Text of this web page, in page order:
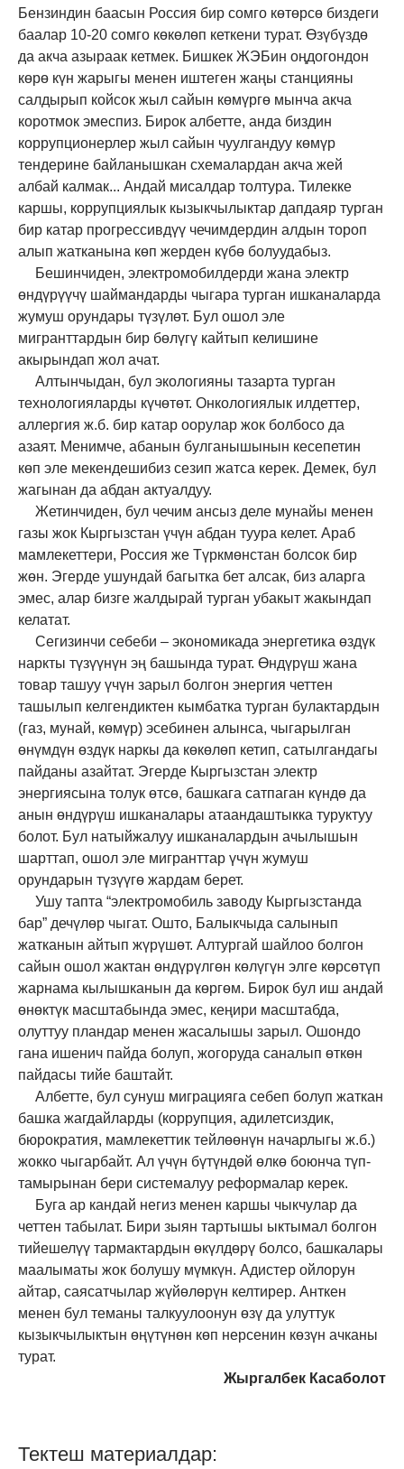
Бензиндин баасын Россия бир сомго көтөрсө биздеги
баалар 10-20 сомго көкөлөп кеткени турат. Өзүбүздө
да акча азыраак кетмек. Бишкек ЖЭБин оңдогондон
көрө күн жарыгы менен иштеген жаңы станцияны
салдырып койсок жыл сайын көмүргө мынча акча
коротмок эмеспиз. Бирок албетте, анда биздин
коррупционерлер жыл сайын чуулгандуу көмүр
тендерине байланышкан схемалардан акча жей
албай калмак... Андай мисалдар толтура. Тилекке
каршы, коррупциялык кызыкчылыктар дапдаяр турган
бир катар прогрессивдүү чечимдердин алдын тороп
алып жатканына көп жерден күбө болуудабыз.
Бешинчиден, электромобилдерди жана электр
өндүрүүчү шаймандарды чыгара турган ишканаларда
жумуш орундары түзүлөт. Бул ошол эле
мигранттардын бир бөлүгү кайтып келишине
акырындап жол ачат.
Алтынчыдан, бул экологияны тазарта турган
технологияларды күчөтөт. Онкологиялык илдеттер,
аллергия ж.б. бир катар оорулар жок болбосо да
азаят. Менимче, абанын булганышынын кесепетин
көп эле мекендешибиз сезип жатса керек. Демек, бул
жагынан да абдан актуалдуу.
Жетинчиден, бул чечим ансыз деле мунайы менен
газы жок Кыргызстан үчүн абдан туура келет. Араб
мамлекеттери, Россия же Түркмөнстан болсок бир
жөн. Эгерде ушундай багытка бет алсак, биз аларга
эмес, алар бизге жалдырай турган убакыт жакындап
келатат.
Сегизинчи себеби – экономикада энергетика өздүк
наркты түзүүнүн эң башында турат. Өндүрүш жана
товар ташуу үчүн зарыл болгон энергия четтен
ташылып келгендиктен кымбатка турган булактардын
(газ, мунай, көмүр) эсебинен алынса, чыгарылган
өнүмдүн өздүк наркы да көкөлөп кетип, сатылгандагы
пайданы азайтат. Эгерде Кыргызстан электр
энергиясына толук өтсө, башкага сатпаган күндө да
анын өндүрүш ишканалары атаандаштыкка туруктуу
болот. Бул натыйжалуу ишканалардын ачылышын
шарттап, ошол эле мигранттар үчүн жумуш
орундарын түзүүгө жардам берет.
Ушу тапта “электромобильзаводу Кыргызстанда
бар” дечүлөр чыгат. Ошто, Балыкчыда салынып
жатканын айтып жүрүшөт. Алтургай шайлоо болгон
сайын ошол жактан өндүрүлгөн көлүгүн элге көрсөтүп
жарнама кылышканын да көргөм. Бирок бул иш андай
өнөктүк масштабында эмес, кеңири масштабда,
олуттуу пландар менен жасалышы зарыл. Ошондо
гана ишенич пайда болуп, жогоруда саналып өткөн
пайдасы тийе баштайт.
Албетте, бул сунуш миграцияга себеп болуп жаткан
башка жагдайларды (коррупция, адилетсиздик,
бюрократия, мамлекеттик тейлөөнүн начарлыгы ж.б.)
жокко чыгарбайт. Ал үчүн бүтүндөй өлкө боюнча түп-
тамырынан бери системалуу реформалар керек.
Буга ар кандай негиз менен каршы чыкчулар да
четтен табылат. Бири зыян тартышы ыктымал болгон
тийешелүү тармактардын өкүлдөрү болсо, башкалары
маалыматы жок болушу мүмкүн. Адистер ойлорун
айтар, саясатчылар жүйөлөрүн келтирер. Анткен
менен бул теманы талкуулоонун өзү да улуттук
кызыкчылыктын өңүтүнөн көп нерсенин көзүн ачканы
турат.
Жыргалбек Касаболот
Тектеш материалдар: